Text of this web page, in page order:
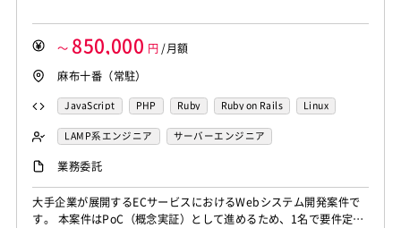
～ 850,000 円 /月額
麻布十番（常駐）
JavaScript PHP Ruby Ruby on Rails
Linux
Apache
MySQL AWS MongoDB
LAMP系エンジニア
サーバーエンジニア
バックエンドエンジニア（サーバーサイド）
業務委託
大手企業が展開するECサービスにおけるWebシステム開発案件で
す。 本案件はPoC（概念実証）として進めるため、1名で要件定